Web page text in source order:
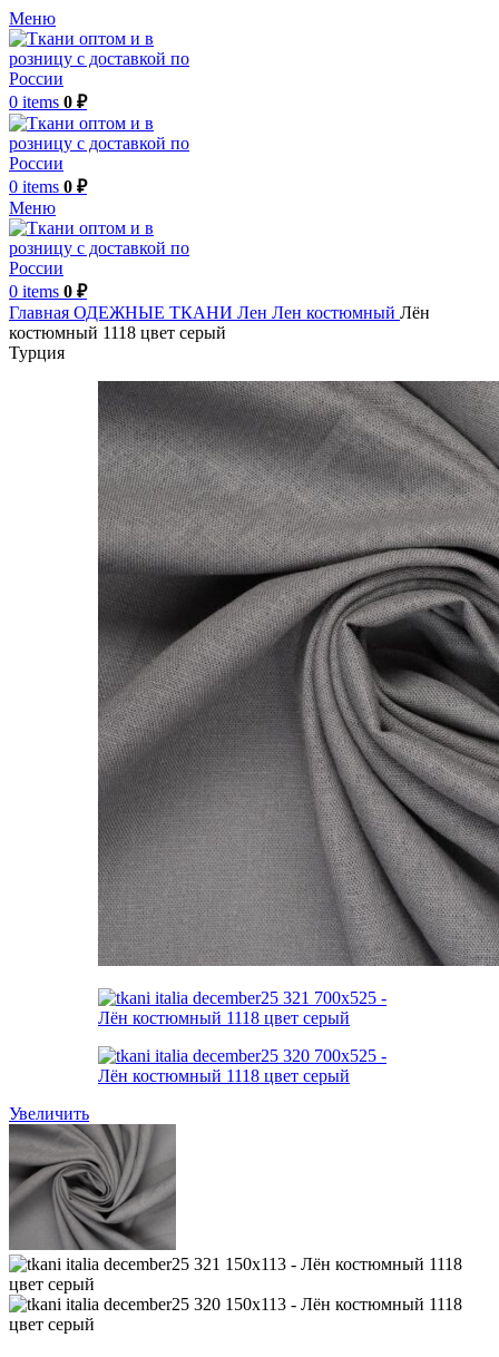
Меню
0 items 0 ₽
0 items 0 ₽
Меню
0 items 0 ₽
Главная ОДЕЖНЫЕ ТКАНИ Лен Лен костюмный Лён
костюмный 1118 цвет серый
Турция
Увеличить